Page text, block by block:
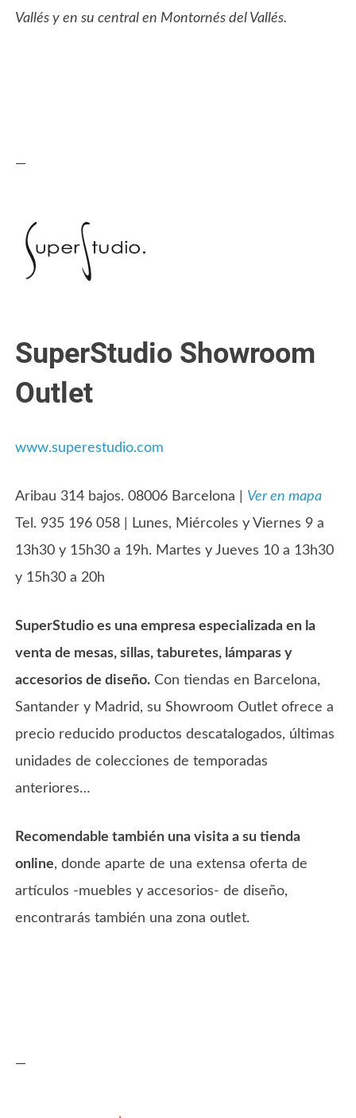
Vallés y en su central en Montornés del Vallés.
—
SuperStudio Showroom
Outlet
www.superestudio.com
Aribau 314 bajos. 08006 Barcelona | Ver en mapa
Tel. 935 196 058 | Lunes, Miércoles y Viernes 9 a
13h30 y 15h30 a 19h. Martes y Jueves 10 a 13h30
y 15h30 a 20h
SuperStudio es una empresa especializada en la
venta de mesas, sillas, taburetes, lámparas y
accesorios de diseño. Con tiendas en Barcelona,
Santander y Madrid, su Showroom Outlet ofrece a
precio reducido productos descatalogados, últimas
unidades de colecciones de temporadas
anteriores…
Recomendable también una visita a su tienda
online, donde aparte de una extensa oferta de
artículos -muebles y accesorios- de diseño,
encontrarás también una zona outlet.
—